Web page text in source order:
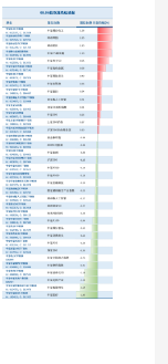
轮动中的结构性
调整姿态，三
再度震荡回落，
涨跌比为2785:2
指数走势 （数